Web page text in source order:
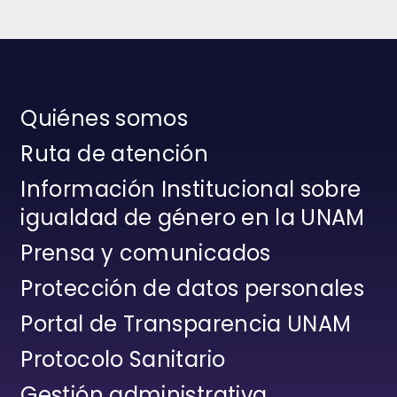
Quiénes somos
Ruta de atención
Información Institucional sobre
igualdad de género en la UNAM
Prensa y comunicados
Protección de datos personales
Portal de Transparencia UNAM
Protocolo Sanitario